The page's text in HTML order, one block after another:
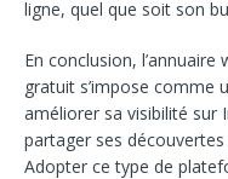
ligne, quel que soit son
En conclusion,
gratuit s’impose comme
améliorer sa visibilité sur
partager ses
Adopter ce type de